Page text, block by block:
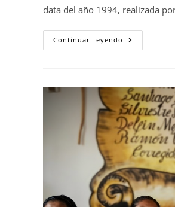
data del año 1994, realizada
Continuar Leyendo